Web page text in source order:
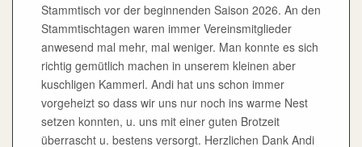
Stammtisch vor der beginnenden Saison 2026. An den
Stammtischtagen waren immer Vereinsmitglieder
anwesend mal mehr, mal weniger. Man konnte es sich
richtig gemütlich machen in unserem kleinen aber
kuschligen Kammerl. Andi hat uns schon immer
vorgeheizt so dass wir uns nur noch ins warme Nest
setzen konnten, u. uns mit einer guten Brotzeit
überrascht u. bestens versorgt. Herzlichen Dank Andi